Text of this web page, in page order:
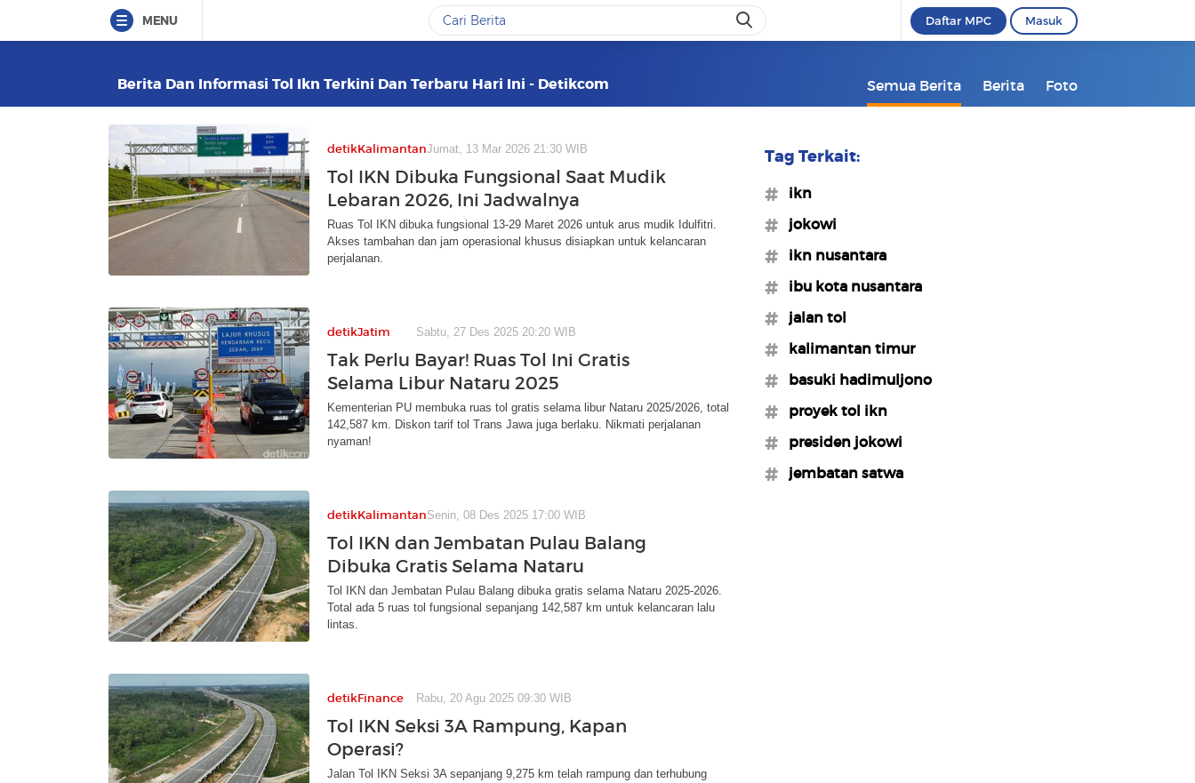
MENU Daftar MPC Masuk
Berita Dan Informasi Tol Ikn Terkini Dan Terbaru Hari Ini - Detikcom Semua Berita Berita Foto
detikKalimantanJumat, 13 Mar 2026 21:30 WIB
Tol IKN Dibuka Fungsional Saat Mudik
Lebaran 2026, Ini Jadwalnya
Ruas Tol IKN dibuka fungsional 13-29 Maret 2026 untuk arus mudik Idulfitri.
Akses tambahan dan jam operasional khusus disiapkan untuk kelancaran
perjalanan.
detikJatim Sabtu, 27 Des 2025 20:20 WIB
Tak Perlu Bayar! Ruas Tol Ini Gratis
Selama Libur Nataru 2025
Kementerian PU membuka ruas tol gratis selama libur Nataru 2025/2026, total
142,587 km. Diskon tarif tol Trans Jawa juga berlaku. Nikmati perjalanan
nyaman!
detikKalimantanSenin, 08 Des 2025 17:00 WIB
Tol IKN dan Jembatan Pulau Balang
Dibuka Gratis Selama Nataru
Tol IKN dan Jembatan Pulau Balang dibuka gratis selama Nataru 2025-2026.
Total ada 5 ruas tol fungsional sepanjang 142,587 km untuk kelancaran lalu
lintas.
detikFinance Rabu, 20 Agu 2025 09:30 WIB
Tol IKN Seksi 3A Rampung, Kapan
Operasi?
Jalan Tol IKN Seksi 3A sepanjang 9,275 km telah rampung dan terhubung
Tag Terkait:
#ikn
#jokowi
#ikn nusantara
#ibu kota nusantara
#jalan tol
#kalimantan timur
#basuki hadimuljono
#proyek tol ikn
#presiden jokowi
#jembatan satwa